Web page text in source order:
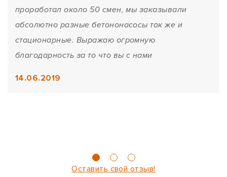
проработал около 50 смен, мы заказывали
абсолютно разные бетононасосы так же и
стационарные. Выражаю огромную
благодарность за то что вы с нами
14.06.2019
Оставить свой отзыв!